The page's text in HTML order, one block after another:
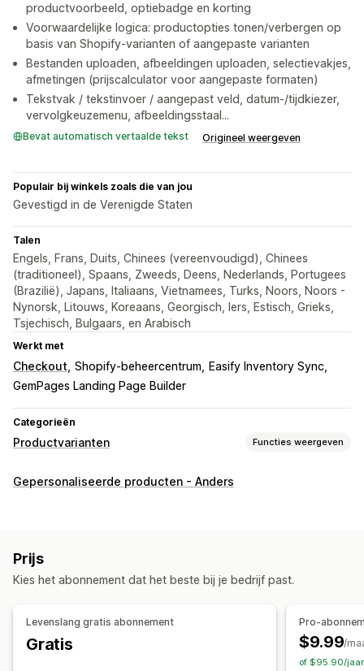
productvoorbeeld, optiebadge en korting
Voorwaardelijke logica: productopties tonen/verbergen op
basis van Shopify-varianten of aangepaste varianten
Bestanden uploaden, afbeeldingen uploaden, selectievakjes,
afmetingen (prijscalculator voor aangepaste formaten)
Tekstvak / tekstinvoer / aangepast veld, datum-/tijdkiezer,
vervolgkeuzemenu, afbeeldingsstaal...
Bevat automatisch vertaalde tekst Origineel weergeven
Populair bij winkels zoals die van jou
Gevestigd in de Verenigde Staten
Talen
Engels, Frans, Duits, Chinees (vereenvoudigd), Chinees
(traditioneel), Spaans, Zweeds, Deens, Nederlands, Portugees
(Brazilië), Japans, Italiaans, Vietnamees, Turks, Noors, Noors -
Nynorsk, Litouws, Koreaans, Georgisch, Iers, Estisch, Grieks,
Tsjechisch, Bulgaars, en Arabisch
Werkt met
Checkout Shopify-beheercentrum
Easify Inventory Sync
GemPages Landing Page Builder
Categorieën
Productvarianten Functies weergeven
Aanpassing
Aantallen
Cadeauverpakking
Aangepaste CSS Aangepaste HTML
Importeren en exporteren
Variantweergave
Gepersonaliseerde producten - Anders
Prijs
Kies het abonnement dat het beste bij je bedrijf past.
Levenslang gratis abonnement
Gratis
Pro-
$9.99/
of $95.90/